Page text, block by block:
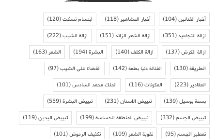
أخبار الفنانين(104) أخبار المشاهير(118) ابتسام تسكت(120)
ازالة التجاعيد(351) ازالة الشعر الزائد(151) ازالة الشيب(222)
ازالة الكرش(137) ازالة الكلف(140) البشرة(194) الشعر(163)
الطريقة(130) الفنانة دنيا بطمة(142) القضاء على الشيب(97)
المقادير(223) المكونات(116) الملك محمد السادس(101)
بسمة بوسيل(139) تبييض الاسنان(231) تبييض البشرة(559)
تبييض الجسم(332) تبييض المنطقة الحساسة(199) تبييض اليدين(119)
تعطير الجسم(95) تقوية الشعر(109) تكثيف الرموش(101)